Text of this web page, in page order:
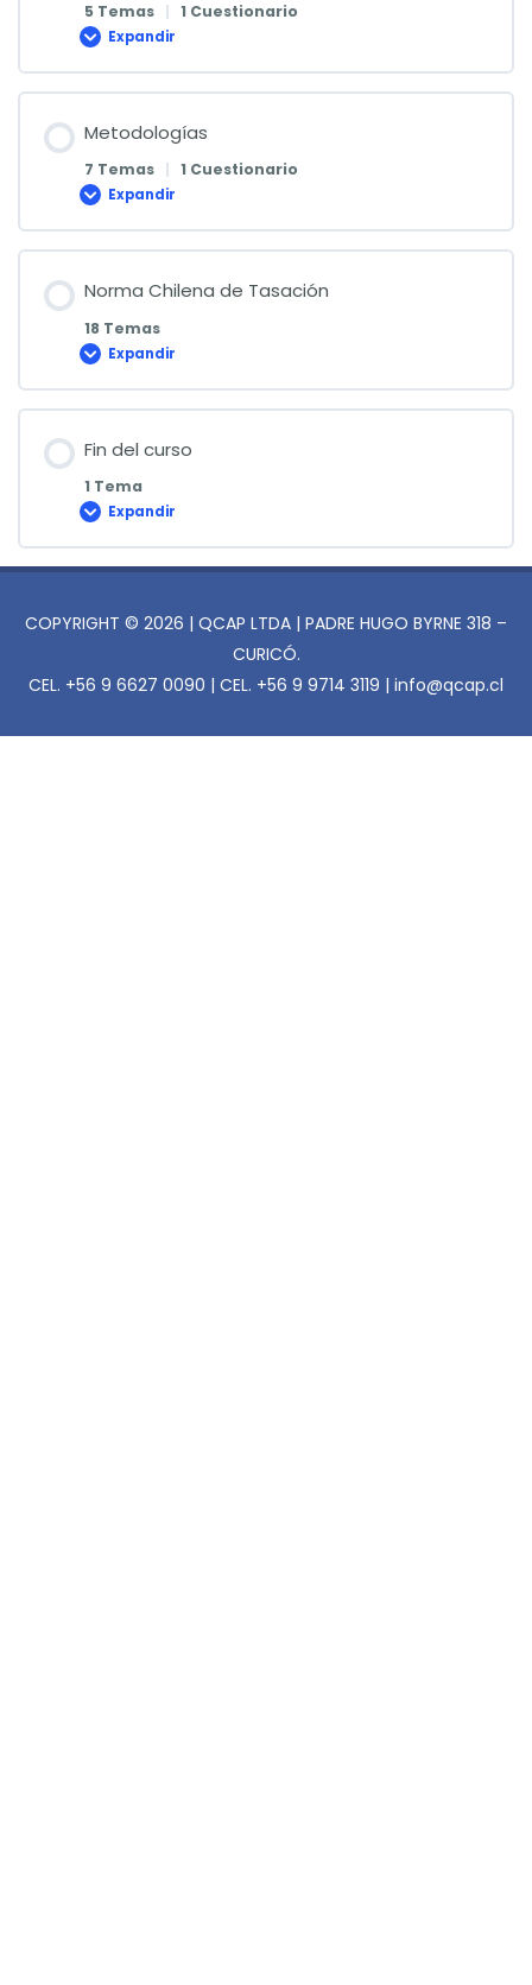
5 Temas | 1 Cuestionario
Expandir
Aspectos
inciden
en
valoración
Metodologías
7 Temas | 1 Cuestionario
Expandir
Metodologías
Norma Chilena de Tasación
18 Temas
Expandir
Norma
de
Tasación
Fin del curso
1 Tema
Expandir
Fin
curso
COPYRIGHT © 2026 | QCAP LTDA | PADRE HUGO BYRNE 318 –
CURICÓ.
CEL. +56 9 6627 0090 | CEL. +56 9 9714 3119 | info@qcap.cl